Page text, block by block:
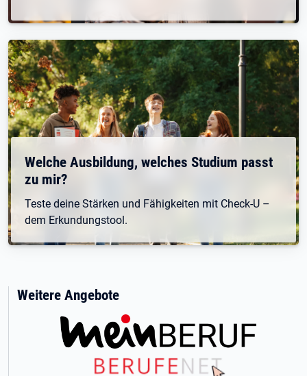
Welche Ausbildung, welches Studium passt
zu mir?
Teste deine Stärken und Fähigkeiten mit Check-U –
dem Erkundungstool.
Weitere Angebote